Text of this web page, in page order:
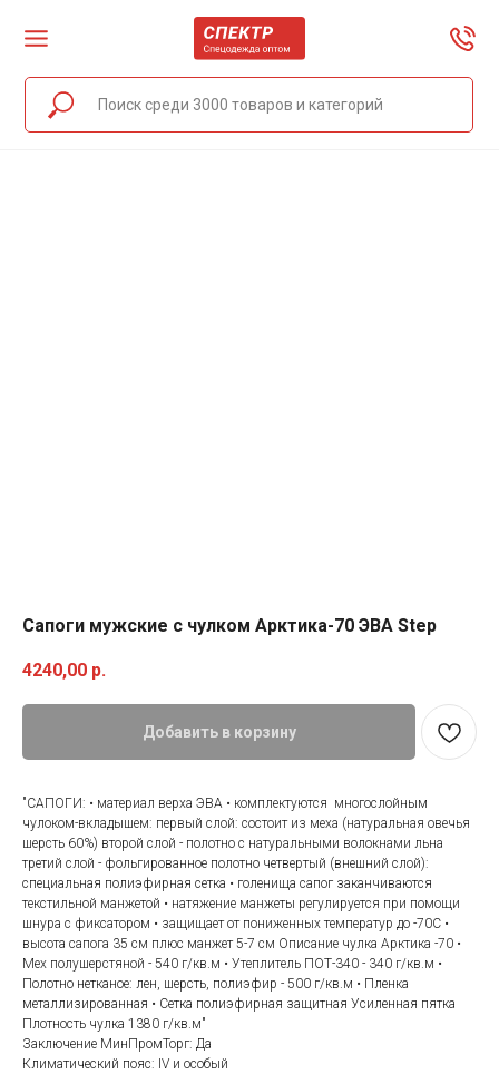
Сапоги мужские с чулком Арктика-70 ЭВА Step
4240,00 р.
Добавить в корзину
"САПОГИ: • материал верха ЭВА • комплектуются многослойным
чулоком-вкладышем: первый слой: состоит из меха (натуральная овечья
шерсть 60%) второй слой - полотно с натуральными волокнами льна
третий слой - фольгированное полотно четвертый (внешний слой):
специальная полиэфирная сетка • голенища сапог заканчиваются
текстильной манжетой • натяжение манжеты регулируется при помощи
шнура с фиксатором • защищает от пониженных температур до -70С •
высота сапога 35 см плюс манжет 5-7 см Описание чулка Арктика -70 •
Мех полушерстяной - 540 г/кв.м • Утеплитель ПОТ-340 - 340 г/кв.м •
Полотно нетканое: лен, шерсть, полиэфир - 500 г/кв.м • Пленка
металлизированная • Сетка полиэфирная защитная Усиленная пятка
Плотность чулка 1380 г/кв.м"
Заключение МинПромТорг: Да
Климатический пояс: IV и особый